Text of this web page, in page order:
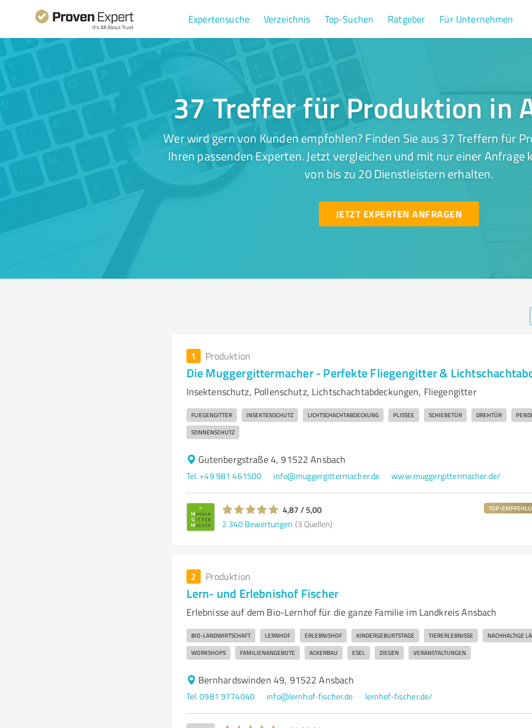
Expertensuche Verzeichnis Top-Suchen Ratgeber Für Unternehmen
37 Treffer für Produktion in
Wer wird gern von Kunden empfohlen? Finden Sie aus 37 Treffern für
Ihren passenden Experten. Jetzt vergleichen und mit nur einer Anfrage
von bis zu 20 Dienstleistern erhalten.
JETZT EXPERTEN ANFRAGEN
1 Produktion
Die Muggergittermacher - Perfekte Fliegengitter &
Insektenschutz, Pollenschutz, Lichtschachtabdeckungen, Fliegengitter
FLIEGENGITTER INSEKTENSCHUTZ LICHTSCHACHTABDECKUNG PLISSEE SCHIEBETÜR DREHTÜR
SONNENSCHUTZ
Gutenbergstraße 4, 91522 Ansbach
Tel. +49 981 461500 info@muggergittermacher.de www.muggergittermacher.de/
4,87 / 5,00
2.340 Bewertungen (3 Quellen)
TOP-
2 Produktion
Lern- und Erlebnishof Fischer
Erlebnisse auf dem Bio-Lernhof für die ganze Familie im Landkreis Ansbach
BIO-LANDWIRTSCHAFT LERNHOF ERLEBNISHOF KINDERGEBURTSTAGE TIERERLEBNISSE NACHHALTIGE
WORKSHOPS FAMILIENANGEBOTE ACKERBAU ESEL ZIEGEN VERANSTALTUNGEN
Bernhardswinden 49, 91522 Ansbach
Tel. 0981 9774040 info@lernhof-fischer.de lernhof-fischer.de/